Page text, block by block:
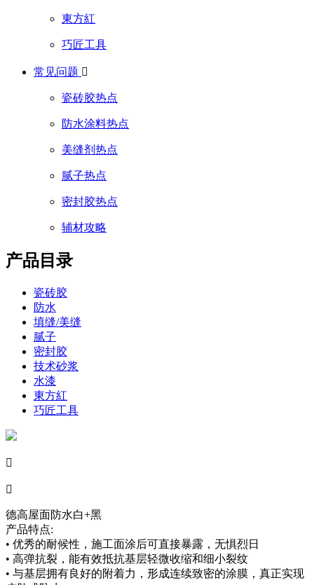
東方紅
巧匠工具
常见问题 
瓷砖胶热点
防水涂料热点
美缝剂热点
腻子热点
密封胶热点
辅材攻略
产品目录
瓷砖胶
防水
填缝/美缝
腻子
密封胶
技术砂浆
水漆
東方紅
巧匠工具


德高屋面防水白+黑
产品特点:
• 优秀的耐候性，施工面涂后可直接暴露，无惧烈日
• 高弹抗裂，能有效抵抗基层轻微收缩和细小裂纹
• 与基层拥有良好的附着力，形成连续致密的涂膜，真正实现